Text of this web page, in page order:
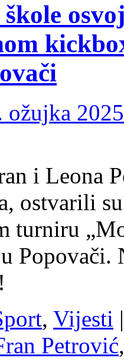
te
Fiona
Diklić
osvojili
na
Plitvicama
škole
ožujka
i Leona
ostvarili
turniru
, Vijesti |
Petrović